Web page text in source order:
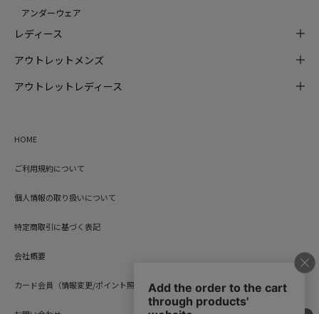
アンダーウェア
レディース
アウトレットメンズ
アウトレットレディース
HOME
ご利用規約について
個人情報の取り扱いについて
特定商取引に基づく表記
会社概要
カード会員（情報変更/ポイント照会）